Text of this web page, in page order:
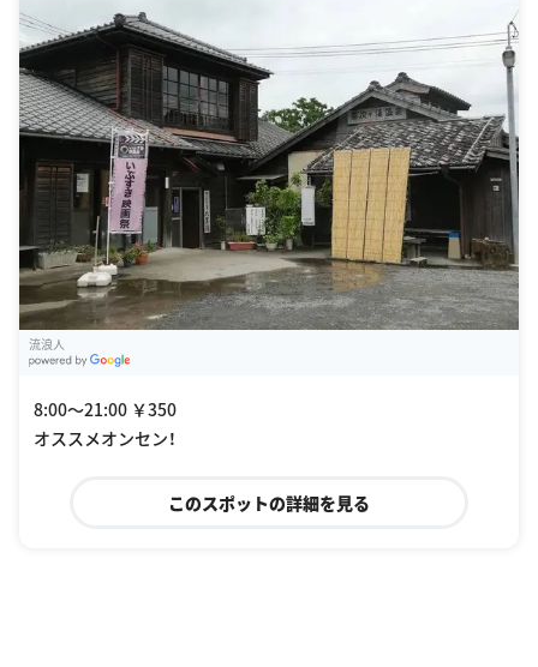
流浪人
8:00〜21:00 ￥350
オススメオンセン！
このスポットの詳細を見る